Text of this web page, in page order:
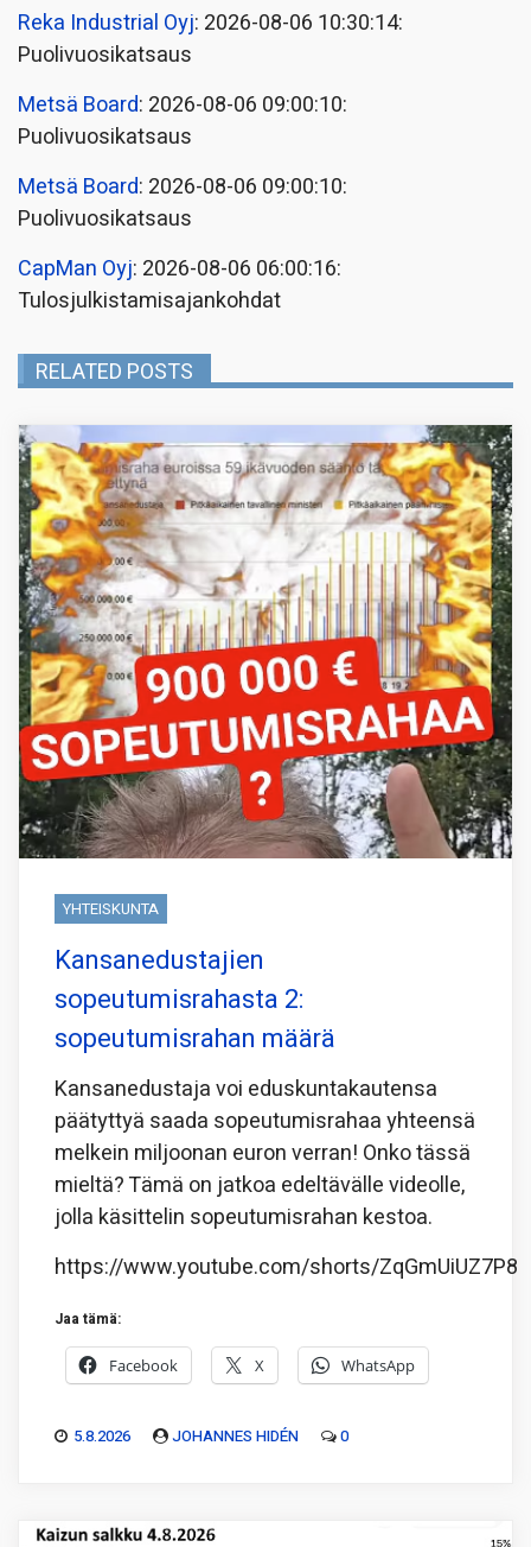
Reka Industrial Oyj: 2026-08-06 10:30:14:
Puolivuosikatsaus
Metsä Board: 2026-08-06 09:00:10:
Puolivuosikatsaus
Metsä Board: 2026-08-06 09:00:10:
Puolivuosikatsaus
CapMan Oyj: 2026-08-06 06:00:16:
Tulosjulkistamisajankohdat
RELATED POSTS
YHTEISKUNTA
Kansanedustajien
sopeutumisrahasta 2:
sopeutumisrahan määrä
Kansanedustaja voi eduskuntakautensa
päätyttyä saada sopeutumisrahaa yhteensä
melkein miljoonan euron verran! Onko tässä
mieltä? Tämä on jatkoa edeltävälle videolle,
jolla käsittelin sopeutumisrahan kestoa.
https://www.youtube.com/shorts/ZqGmUiUZ7P8
Jaa tämä:
Facebook X WhatsApp
5.8.2026 JOHANNES HIDÉN 0